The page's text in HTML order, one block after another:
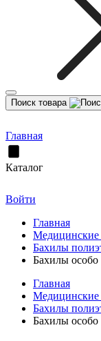
Поиск товара
Главная
Каталог
Войти
Главная
Медицинские
Бахилы
Бахилы
Главная
Медицинские
Бахилы
Бахилы